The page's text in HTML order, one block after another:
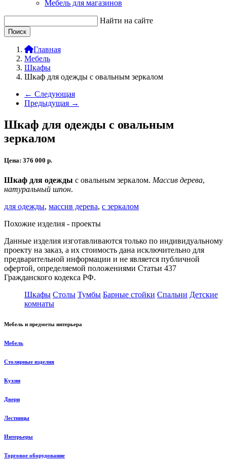
Мебель для магазинов
Найти на сайте
Главная
Мебель
Шкафы
Шкаф для одежды с овальным зеркалом
← Следующая
Предыдущая →
Шкаф для одежды с овальным
зеркалом
Цена: 376 000 р.
Шкаф для одежды с овальным зеркалом. Массив дерева,
натуральный шпон.
для одежды, массив дерева, с зеркалом
Похожие изделия - проекты
Данные изделия изготавливаются только по индивидуальному
проекту на заказ, а их стоимость дана исключительно для
предварительной информации и не является публичной
офертой, определяемой положениями Статьи 437
Гражданского кодекса РФ.
Шкафы Столы Тумбы Барные стойки Спальни Детские
комнаты
Мебель и предметы интерьера
Мебель
Столярные изделия
Кухни
Двери
Лестницы
Интерьеры
Торговое оборудование